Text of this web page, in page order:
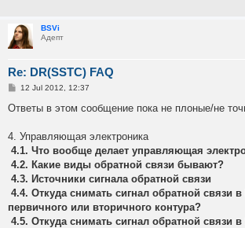
BSVi
Адепт
Re: DR(SSTC) FAQ
P
s
12 Jul 2012, 12:37
Ответы в этом сообщение пока не плоные/не
4. Управляющая электроника
4.1. Что вообще делает управляющая
4.2. Какие виды обратной связи бывают?
4.3. Источники сигнала обратной связи
4.4. Откуда снимать сигнал обратной связи в
первичного или вторичного контура?
4.5. Откуда снимать сигнал обратной связи в